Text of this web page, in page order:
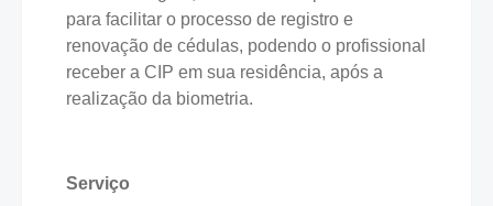
para facilitar o processo de registro e
renovação de cédulas, podendo o profissional
receber a CIP em sua residência, após a
realização da biometria.
Serviço